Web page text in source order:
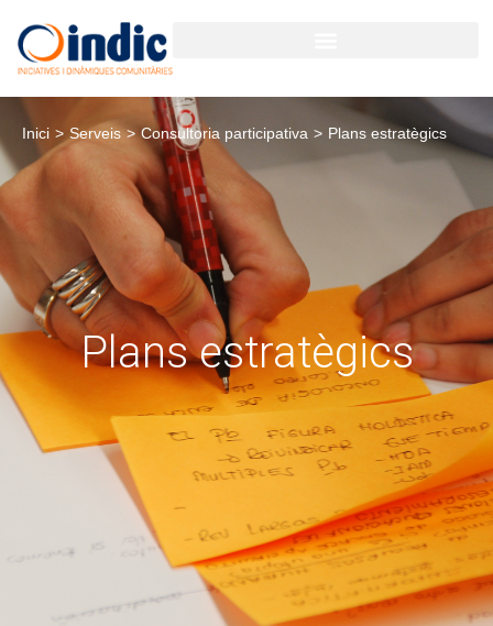
Inici > Serveis > Consultoria participativa > Plans estratègics
Plans estratègics